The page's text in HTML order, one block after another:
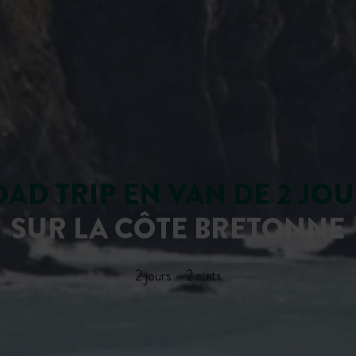
TRIP EN VAN DE 2
SUR LA CÔTE BRETONNE
2 jours – 2 nuits